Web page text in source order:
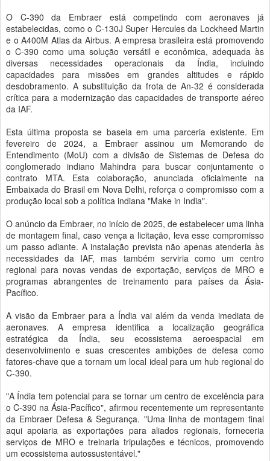
O C-390 da Embraer está competindo com aeronaves já
estabelecidas, como o C-130J Super Hercules da Lockheed Martin
e o A400M Atlas da Airbus. A empresa brasileira está promovendo
o C-390 como uma solução versátil e econômica, adequada às
diversas necessidades operacionais da Índia, incluindo
capacidades para missões em grandes altitudes e rápido
desdobramento. A substituição da frota de An-32 é considerada
crítica para a modernização das capacidades de transporte aéreo
da IAF.
Esta última proposta se baseia em uma parceria existente. Em
fevereiro de 2024, a Embraer assinou um Memorando de
Entendimento (MoU) com a divisão de Sistemas de Defesa do
conglomerado indiano Mahindra para buscar conjuntamente o
contrato MTA. Esta colaboração, anunciada oficialmente na
Embaixada do Brasil em Nova Delhi, reforça o compromisso com a
produção local sob a política indiana "Make in India".
O anúncio da Embraer, no início de 2025, de estabelecer uma linha
de montagem final, caso vença a licitação, leva esse compromisso
um passo adiante. A instalação prevista não apenas atenderia às
necessidades da IAF, mas também serviria como um centro
regional para novas vendas de exportação, serviços de MRO e
programas abrangentes de treinamento para países da Ásia-
Pacífico.
A visão da Embraer para a Índia vai além da venda imediata de
aeronaves. A empresa identifica a localização geográfica
estratégica da Índia, seu ecossistema aeroespacial em
desenvolvimento e suas crescentes ambições de defesa como
fatores-chave que a tornam um local ideal para um hub regional do
C-390.
"A Índia tem potencial para se tornar um centro de excelência para
o C-390 na Ásia-Pacífico", afirmou recentemente um representante
da Embraer Defesa & Segurança. "Uma linha de montagem final
aqui apoiaria as exportações para aliados regionais, forneceria
serviços de MRO e treinaria tripulações e técnicos, promovendo
um ecossistema autossustentável."